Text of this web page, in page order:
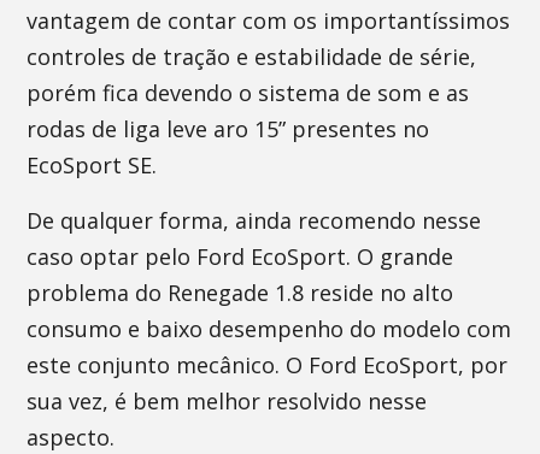
vantagem de contar com os importantíssimos
controles de tração e estabilidade de série,
porém fica devendo o sistema de som e as
rodas de liga leve aro 15” presentes no
EcoSport SE.
De qualquer forma, ainda recomendo nesse
caso optar pelo Ford EcoSport. O grande
problema do Renegade 1.8 reside no alto
consumo e baixo desempenho do modelo com
este conjunto mecânico. O Ford EcoSport, por
sua vez, é bem melhor resolvido nesse
aspecto.